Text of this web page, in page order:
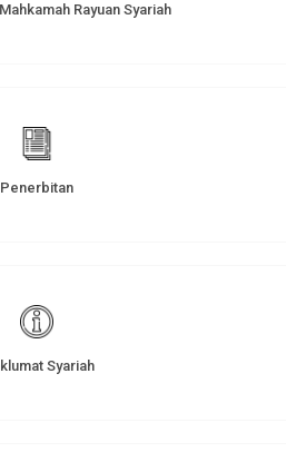
Rayuan Syariah
Penerbitan
Syariah